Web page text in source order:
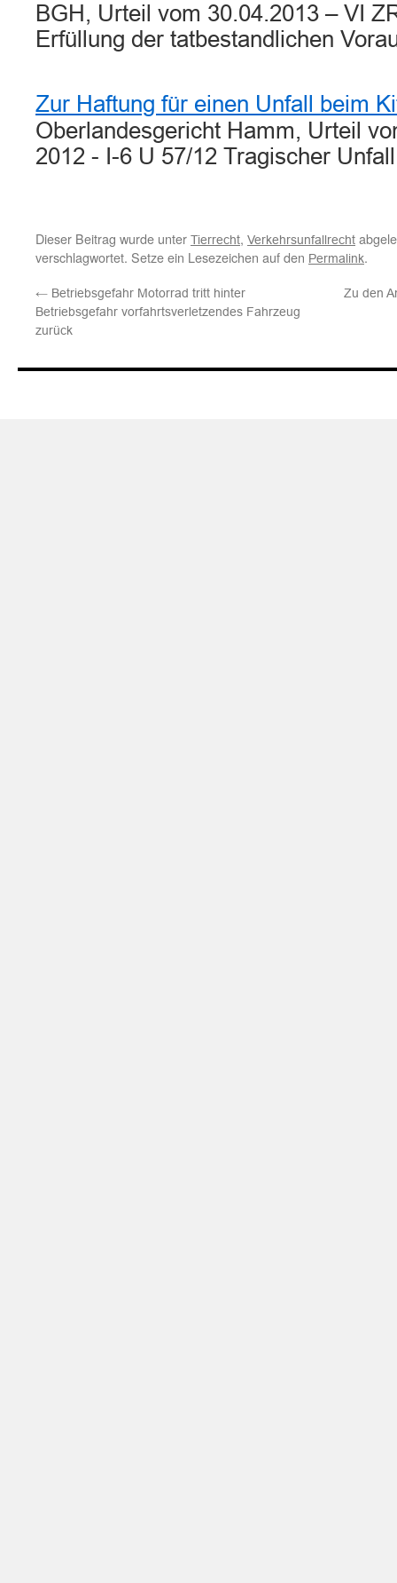
BGH, Urteil vom 30.04.2013 – VI
Erfüllung der tatbestandlichen
Zur Haftung für einen Unfall beim
Oberlandesgericht Hamm, Urteil
2012 - I-6 U 57/12 Tragischer
Dieser Beitrag wurde unter Tierrecht, Verkehrsunfallrecht
verschlagwortet. Setze ein Lesezeichen auf den Permalink.
← Betriebsgefahr Motorrad tritt hinter
Betriebsgefahr vorfahrtsverletzendes Fahrzeug
zurück
Zu den